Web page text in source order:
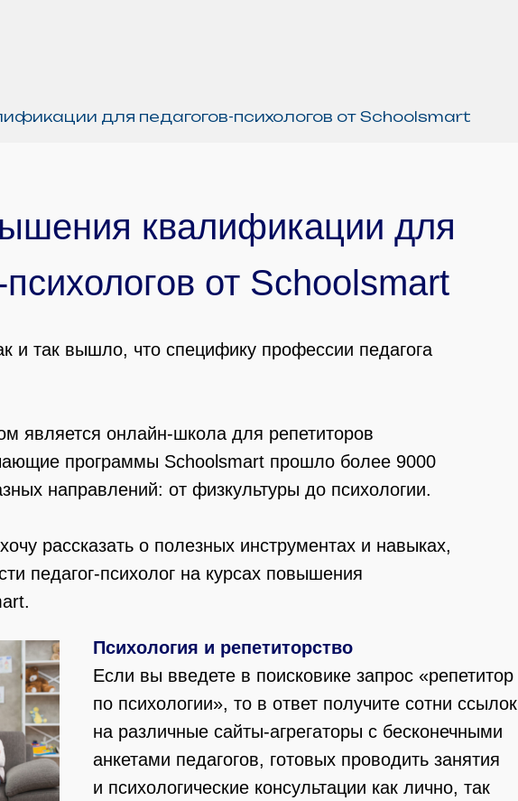
для педагогов-психологов от Schoolsmart
квалификации для
психологов от Schoolsmart
и так вышло, что специфику профессии педагога
является онлайн-школа для репетиторов
программы Schoolsmart прошло более 9000
направлений: от физкультуры до психологии.
рассказать о полезных инструментах и навыках,
педагог-психолог на курсах повышения
Психология и репетиторство
Если вы введете в поисковике запрос «репетитор
по психологии», то в ответ получите сотни ссылок
на различные сайты-агрегаторы с бесконечными
анкетами педагогов, готовых проводить занятия
и психологические консультации как лично, так